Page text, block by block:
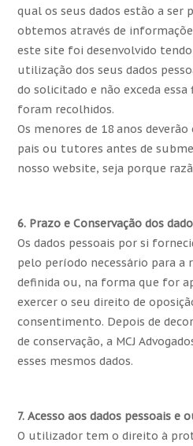
qual os seus dados estão a ser
obtemos através de
este site foi desenvolvido
utilização dos seus dados
do solicitado e não exceda
foram recolhidos.
Os menores de 18 anos
pais ou tutores antes de
nosso website, seja porque
6. Prazo e Conservação dos
Os dados pessoais por si
pelo período necessário para a
definida ou, na forma que for
exercer o seu direito de
consentimento. Depois de
de conservação, a MCJ
esses mesmos dados.
7. Acesso aos dados pessoais e
O utilizador tem o direito à